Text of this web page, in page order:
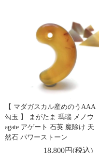
【 マダガスカル産めのうAAA
勾玉 】 まがたま 瑪瑙 メノウ
agate アゲート 石英 魔除け 天
然石 パワーストーン
18,800円(税込)